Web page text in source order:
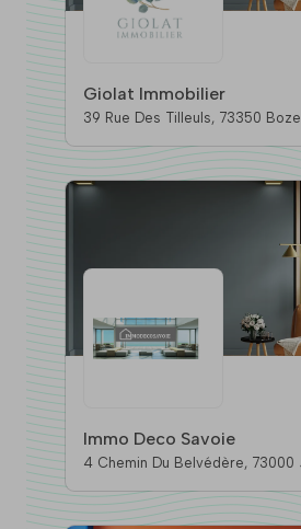
Giolat Immobilier
39 Rue Des Tilleuls, 73350 Bozel
Immo Deco Savoie
4 Chemin Du Belvédère, 73000 Jacob-